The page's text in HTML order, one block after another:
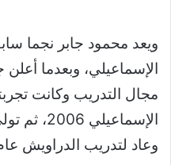
ويعد محمود جابر نجما
الإسماعيلي، وبعدما أعلن
مجال التدريب وكانت
وعاد لتدريب الدراويش عام